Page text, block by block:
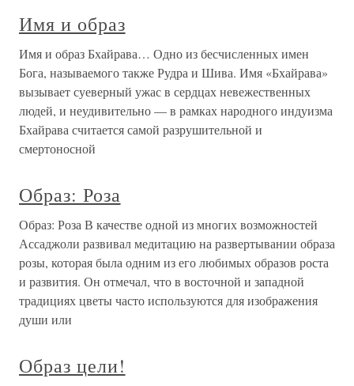
Имя и образ
Имя и образ Бхайрава… Одно из бесчисленных имен
Бога, называемого также Рудра и Шива. Имя «Бхайрава»
вызывает суеверный ужас в сердцах невежественных
людей, и неудивительно — в рамках народного индуизма
Бхайрава считается самой разрушительной и
смертоносной
Образ: Роза
Образ: Роза В качестве одной из многих возможностей
Ассаджоли развивал медитацию на развертывании образа
розы, которая была одним из его любимых образов роста
и развития. Он отмечал, что в восточной и западной
традициях цветы часто используются для изображения
души или
Образ цели!